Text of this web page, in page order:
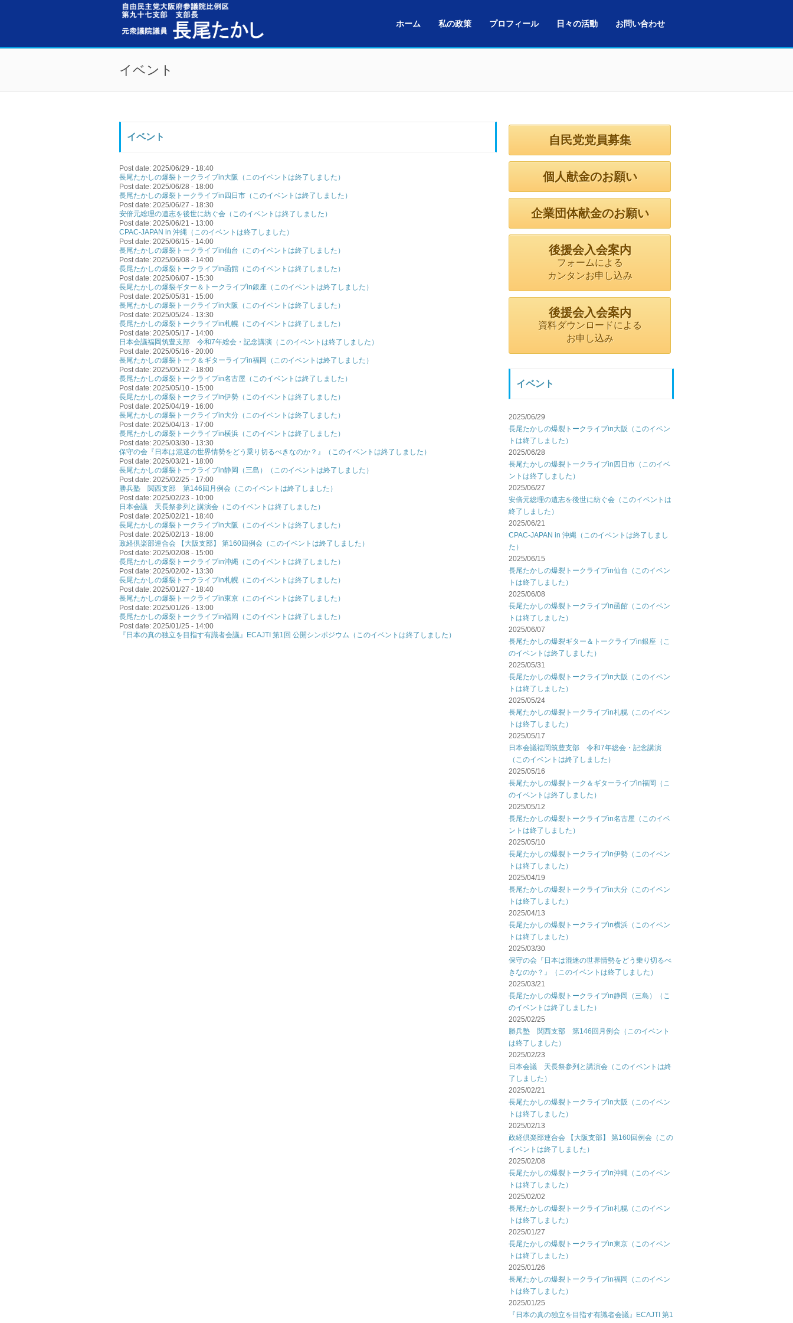
ホーム 私の政策 プロフィール 日々の活動 お問い合わせ
イベント
イベント
Post date: 2025/06/29 - 18:40
長尾たかしの爆裂トークライブin大阪（このイベントは終了しました）
Post date: 2025/06/28 - 18:00
長尾たかしの爆裂トークライブin四日市（このイベントは終了しました）
Post date: 2025/06/27 - 18:30
安倍元総理の遺志を後世に紡ぐ会（このイベントは終了しました）
Post date: 2025/06/21 - 13:00
CPAC-JAPAN in 沖縄（このイベントは終了しました）
Post date: 2025/06/15 - 14:00
長尾たかしの爆裂トークライブin仙台（このイベントは終了しました）
Post date: 2025/06/08 - 14:00
長尾たかしの爆裂トークライブin函館（このイベントは終了しました）
Post date: 2025/06/07 - 15:30
長尾たかしの爆裂ギター＆トークライブin銀座（このイベントは終了しました）
Post date: 2025/05/31 - 15:00
長尾たかしの爆裂トークライブin大阪（このイベントは終了しました）
Post date: 2025/05/24 - 13:30
長尾たかしの爆裂トークライブin札幌（このイベントは終了しました）
Post date: 2025/05/17 - 14:00
日本会議福岡筑豊支部 令和7年総会・記念講演（このイベントは終了しました）
Post date: 2025/05/16 - 20:00
長尾たかしの爆裂トーク＆ギターライブin福岡（このイベントは終了しました）
Post date: 2025/05/12 - 18:00
長尾たかしの爆裂トークライブin名古屋（このイベントは終了しました）
Post date: 2025/05/10 - 15:00
長尾たかしの爆裂トークライブin伊勢（このイベントは終了しました）
Post date: 2025/04/19 - 16:00
長尾たかしの爆裂トークライブin大分（このイベントは終了しました）
Post date: 2025/04/13 - 17:00
長尾たかしの爆裂トークライブin横浜（このイベントは終了しました）
Post date: 2025/03/30 - 13:30
保守の会『日本は混迷の世界情勢をどう乗り切るべきなのか？』（このイベントは終了しました）
Post date: 2025/03/21 - 18:00
長尾たかしの爆裂トークライブin静岡（三島）（このイベントは終了しました）
Post date: 2025/02/25 - 17:00
勝兵塾 関西支部 第146回月例会（このイベントは終了しました）
Post date: 2025/02/23 - 10:00
日本会議 天長祭参列と講演会（このイベントは終了しました）
Post date: 2025/02/21 - 18:40
長尾たかしの爆裂トークライブin大阪（このイベントは終了しました）
Post date: 2025/02/13 - 18:00
政経倶楽部連合会 【大阪支部】 第160回例会（このイベントは終了しました）
Post date: 2025/02/08 - 15:00
長尾たかしの爆裂トークライブin沖縄（このイベントは終了しました）
Post date: 2025/02/02 - 13:30
長尾たかしの爆裂トークライブin札幌（このイベントは終了しました）
Post date: 2025/01/27 - 18:40
長尾たかしの爆裂トークライブin東京（このイベントは終了しました）
Post date: 2025/01/26 - 13:00
長尾たかしの爆裂トークライブin福岡（このイベントは終了しました）
Post date: 2025/01/25 - 14:00
『日本の真の独立を目指す有識者会議』ECAJTI 第1回 公開シンポジウム（このイベントは終了しました）
自民党党員募集
個人献金のお願い
企業団体献金のお願い
後援会入会案内
フォームによる
カンタンお申し込み
後援会入会案内
資料ダウンロードによる
お申し込み
イベント
2025/06/29
長尾たかしの爆裂トークライブin大阪（このイベン
トは終了しました）
2025/06/28
長尾たかしの爆裂トークライブin四日市（このイベ
ントは終了しました）
2025/06/27
安倍元総理の遺志を後世に紡ぐ会（このイベントは
終了しました）
2025/06/21
CPAC-JAPAN in 沖縄（このイベントは終了しまし
た）
2025/06/15
長尾たかしの爆裂トークライブin仙台（このイベン
トは終了しました）
2025/06/08
長尾たかしの爆裂トークライブin函館（このイベン
トは終了しました）
2025/06/07
長尾たかしの爆裂ギター＆トークライブin銀座（こ
のイベントは終了しました）
2025/05/31
長尾たかしの爆裂トークライブin大阪（このイベン
トは終了しました）
2025/05/24
長尾たかしの爆裂トークライブin札幌（このイベン
トは終了しました）
2025/05/17
日本会議福岡筑豊支部 令和7年総会・記念講演
（このイベントは終了しました）
2025/05/16
長尾たかしの爆裂トーク＆ギターライブin福岡（こ
のイベントは終了しました）
2025/05/12
長尾たかしの爆裂トークライブin名古屋（このイベ
ントは終了しました）
2025/05/10
長尾たかしの爆裂トークライブin伊勢（このイベン
トは終了しました）
2025/04/19
長尾たかしの爆裂トークライブin大分（このイベン
トは終了しました）
2025/04/13
長尾たかしの爆裂トークライブin横浜（このイベン
トは終了しました）
2025/03/30
保守の会『日本は混迷の世界情勢をどう乗り切るべ
きなのか？』（このイベントは終了しました）
2025/03/21
長尾たかしの爆裂トークライブin静岡（三島）（こ
のイベントは終了しました）
2025/02/25
勝兵塾 関西支部 第146回月例会（このイベント
は終了しました）
2025/02/23
日本会議 天長祭参列と講演会（このイベントは終
了しました）
2025/02/21
長尾たかしの爆裂トークライブin大阪（このイベン
トは終了しました）
2025/02/13
政経倶楽部連合会 【大阪支部】 第160回例会（この
イベントは終了しました）
2025/02/08
長尾たかしの爆裂トークライブin沖縄（このイベン
トは終了しました）
2025/02/02
長尾たかしの爆裂トークライブin札幌（このイベン
トは終了しました）
2025/01/27
長尾たかしの爆裂トークライブin東京（このイベン
トは終了しました）
2025/01/26
長尾たかしの爆裂トークライブin福岡（このイベン
トは終了しました）
2025/01/25
『日本の真の独立を目指す有識者会議』ECAJTI 第1